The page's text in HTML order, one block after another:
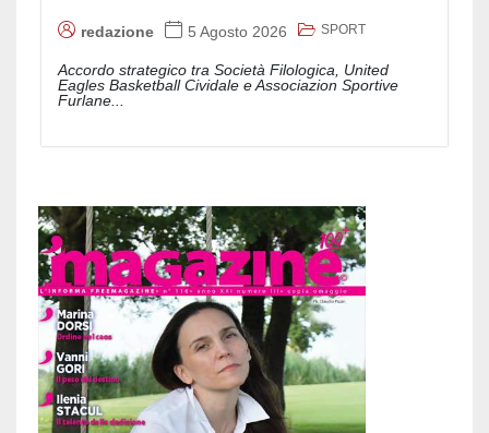
redazione 5 Agosto 2026 SPORT
Accordo strategico tra Società Filologica, United
Eagles Basketball Cividale e Associazion Sportive
Furlane...